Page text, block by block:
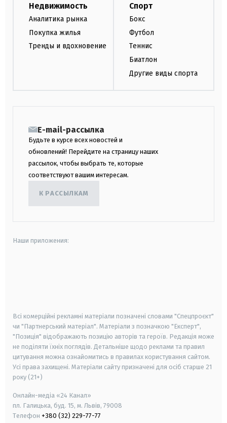
Недвижимость
Аналитика рынка
Покупка жилья
Тренды и вдохновение
Спорт
Бокс
Футбол
Теннис
Биатлон
Другие виды спорта
E-mail-рассылка
Будьте в курсе всех новостей и
обновлений! Перейдите на страницу наших
рассылок, чтобы выбрать те, которые
соответствуют вашим интересам.
К РАССЫЛКАМ
Наши приложения:
Всі комерційні рекламні матеріали позначені словами "Спецпроєкт"
чи "Партнерський матеріал". Матеріали з позначкою "Експерт",
"Позиція" відображають позицію авторів та героїв. Редакція може
не поділяти їхніх поглядів. Детальніше щодо реклами та правил
цитування можна ознайомитись в правилах користування сайтом.
Усі права захищені. Матеріали сайту призначені для осіб старше 21
року (21+)
Онлайн-медіа «24 Канал»
пл. Галицька, буд. 15, м. Львів, 79008
Телефон +380 (32) 229-77-77